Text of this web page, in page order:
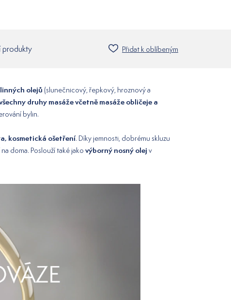
produkty Přidat k oblíbeným
olejů (slunečnicový, řepkový, hroznový a
druhy masáže včetně masáže obličeje a
bylin.
kosmetická ošetření. Díky jemnosti, dobrému skluzu
doma. Poslouží také jako výborný nosný olej v